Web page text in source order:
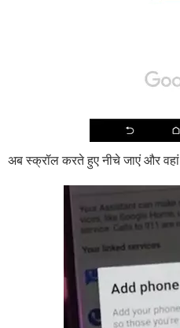
अब स्क्रॉल करते हुए नीचे जाएं और वहां